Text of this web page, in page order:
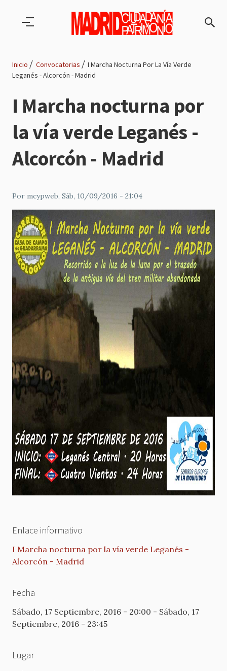
de
navegación
Inicio Convocatorias
I Marcha Nocturna Por La Vía Verde
Leganés - Alcorcón - Madrid
I Marcha nocturna por
la vía verde Leganés -
Alcorcón - Madrid
Por mcypweb, Sáb, 10/09/2016 - 21:04
Enlace informativo
I Marcha nocturna por la vía verde Leganés -
Alcorcón - Madrid
Fecha
Sábado, 17 Septiembre, 2016 - 20:00 - Sábado, 17
Septiembre, 2016 - 23:45
Lugar